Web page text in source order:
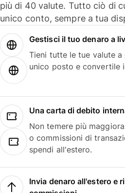
più di 40 valute. Tutto ciò di
unico conto, sempre a tua
Gestisci il tuo denaro a
Tieni tutte le tue valute
unico posto e convertile
Una carta di debito
Non temere più
o commissioni di
spendi all'estero.
Invia denaro all'estero e